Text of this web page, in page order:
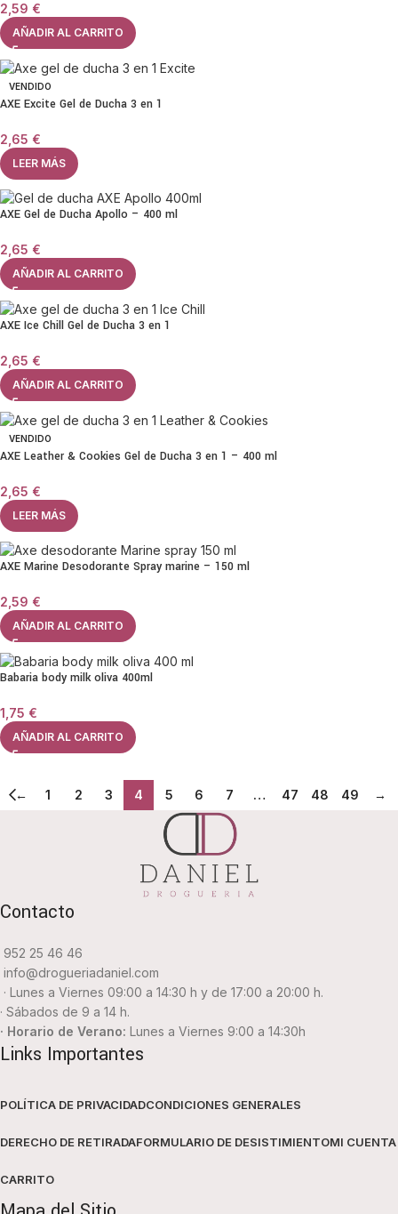
2,59 €
AÑADIR AL CARRITO
VENDIDO
AXE Excite Gel de Ducha 3 en 1
2,65 €
LEER MÁS
AXE Gel de Ducha Apollo – 400 ml
2,65 €
AÑADIR AL CARRITO
AXE Ice Chill Gel de Ducha 3 en 1
2,65 €
AÑADIR AL CARRITO
VENDIDO
AXE Leather & Cookies Gel de Ducha 3 en 1 – 400 ml
2,65 €
LEER MÁS
AXE Marine Desodorante Spray marine – 150 ml
2,59 €
AÑADIR AL CARRITO
Babaria body milk oliva 400ml
1,75 €
AÑADIR AL CARRITO
← 1 2 3 4 5 6 7 … 47 48 49 →
Contacto
952 25 46 46
info@drogueriadaniel.com
· Lunes a Viernes 09:00 a 14:30 h y de 17:00 a 20:00 h.
· Sábados de 9 a 14 h.
· Horario de Verano: Lunes a Viernes 9:00 a 14:30h
Links Importantes
POLÍTICA DE PRIVACIDADCONDICIONES GENERALES
DERECHO DE RETIRADAFORMULARIO DE DESISTIMIENTOMI CUENTA
CARRITO